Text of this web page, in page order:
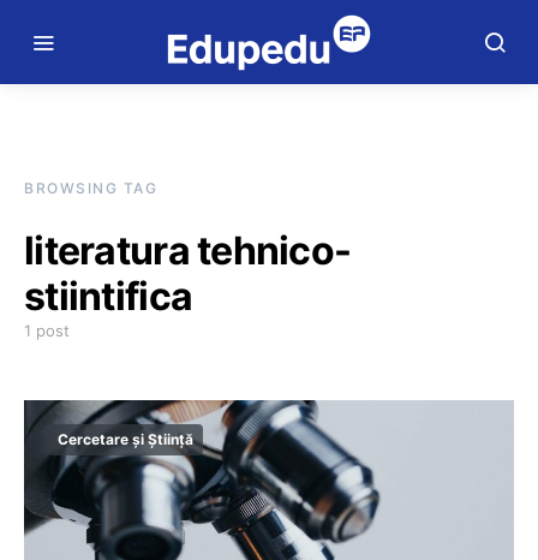
BROWSING TAG
literatura tehnico-
stiintifica
1 post
Cercetare și Știință